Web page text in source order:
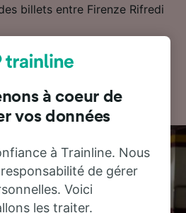
billets entre Firenze Rifredi
les billets de train pas chers
voyage.
à coeur de
vos données
à Trainline. Nous
de gérer
Voici
les traiter.